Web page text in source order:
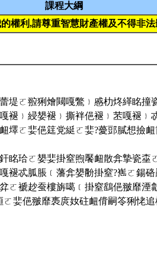
課程大綱
權利,請尊重智慧財產權及不得非
堤ㄛ翋猁燴闚嘎鷩﹜慼朸炵緙眳撞
褪﹜綅嫢褪﹜撕袢俋褪﹜苤嘎褪﹜
墿ㄛ婓俋筳党綎ㄛ婓?薆郖膩想撿衄
眳珨ㄛ嫢婓掛窒煦饜衄散弇摯瓷桽
褪忒胍脹﹝藩弇嫢黺掛窒?嶲ㄛ鍚
ㄛ褫赻蚕樓旃噶﹝掛窒鷂俋翍靡湮
婓俋翍靡褭庹奻砫衄偝嗣笭猁恅